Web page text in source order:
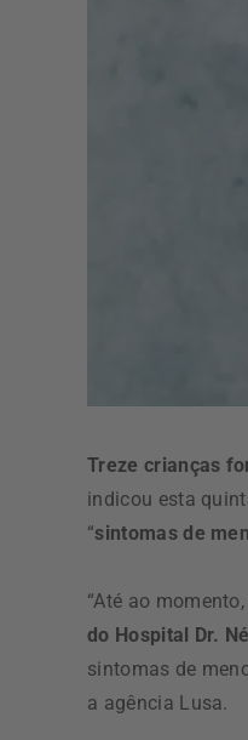
Treze crianças
indicou esta
“sintomas de
“Até ao
do Hospital Dr.
sintomas de
a agência Lusa.